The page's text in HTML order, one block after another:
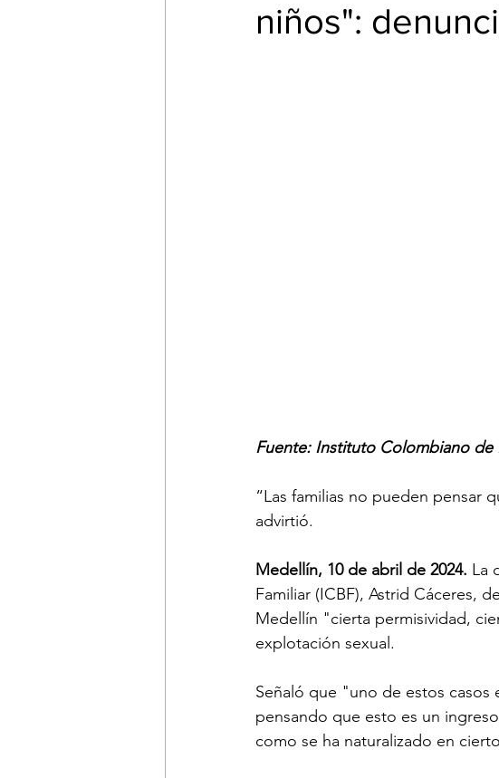
niños":
Fuente: Instituto Colombiano de
“Las familias no pueden pensar
advirtió.
Medellín, 10 de abril de 2024. La
Familiar (ICBF), Astrid Cáceres,
Medellín "cierta permisividad,
explotación sexual.
Señaló que "uno de estos
pensando que esto es un
como se ha naturalizado en